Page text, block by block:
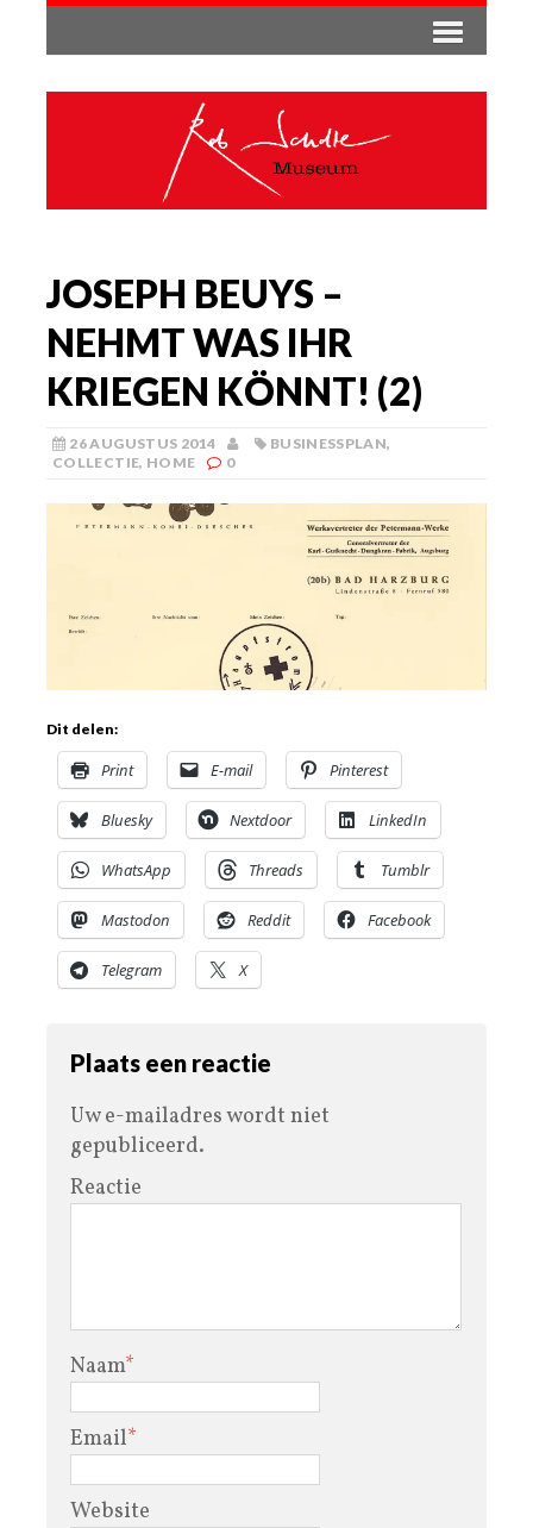
JOSEPH BEUYS –
NEHMT WAS IHR
KRIEGEN KÖNNT! (2)
26 AUGUSTUS 2014 BUSINESSPLAN,
COLLECTIE, HOME 0
Dit delen:
Print E-mail Pinterest
Bluesky Nextdoor LinkedIn
WhatsApp Threads Tumblr
Mastodon Reddit Facebook
Telegram X
Plaats een reactie
Uw e-mailadres wordt niet
gepubliceerd.
Reactie
Naam*
Email*
Website